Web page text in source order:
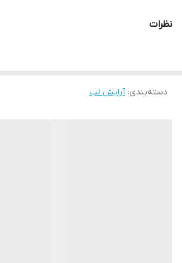
غنی شده با روغن های مغذی
کمتر)
نظرات
دسته‌بندی:آرایش لب